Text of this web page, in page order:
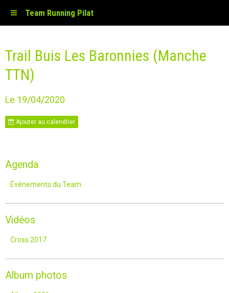
Team Running Pilat
Trail Buis Les Baronnies (Manche
TTN)
Le 19/04/2020
Ajouter au calendrier
Agenda
Événements du Team
Vidéos
Cross 2017
Album photos